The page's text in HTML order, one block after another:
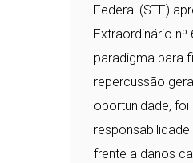
Federal (STF)
Extraordinário
paradigma para
repercussão
oportunidade,
responsabilidade
frente a danos